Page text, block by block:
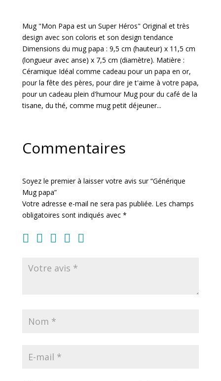
Mug "Mon Papa est un Super Héros" Original et très
design avec son coloris et son design tendance
Dimensions du mug papa : 9,5 cm (hauteur) x 11,5 cm
(longueur avec anse) x 7,5 cm (diamètre). Matière :
Céramique Idéal comme cadeau pour un papa en or,
pour la fête des pères, pour dire je t'aime à votre papa,
pour un cadeau plein d'humour Mug pour du café de la
tisane, du thé, comme mug petit déjeuner...
Commentaires
Soyez le premier à laisser votre avis sur “Générique
Mug papa”
Votre adresse e-mail ne sera pas publiée. Les champs
obligatoires sont indiqués avec *